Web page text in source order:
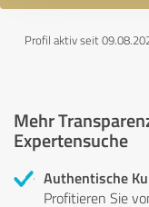
Profil aktiv seit
Mehr
Expertensuche
Authentische
Profitieren Sie